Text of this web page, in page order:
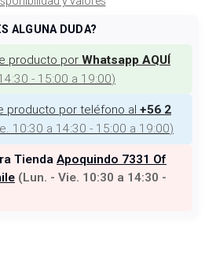
ALGUNA DUDA?
producto por Whatsapp AQUÍ
- 15:00 a 19:00)
producto por teléfono al +56 2
10:30 a 14:30 - 15:00 a 19:00)
Tienda Apoquindo 7331 Of
(Lun. - Vie. 10:30 a 14:30 -